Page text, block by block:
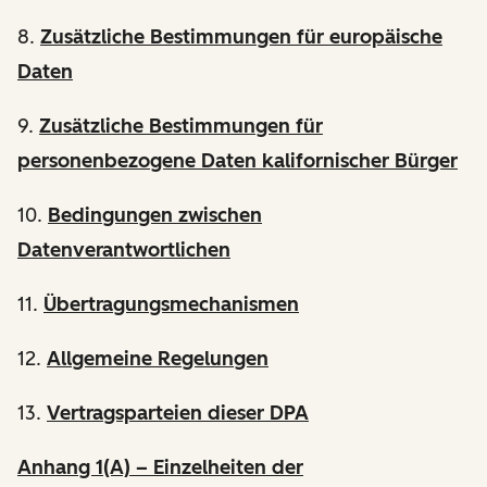
8. Zusätzliche Bestimmungen für europäische
Daten
9. Zusätzliche Bestimmungen für
personenbezogene Daten kalifornischer Bürger
10. Bedingungen zwischen
Datenverantwortlichen
11. Übertragungsmechanismen
12. Allgemeine Regelungen
13. Vertragsparteien dieser DPA
Anhang 1(A) – Einzelheiten der